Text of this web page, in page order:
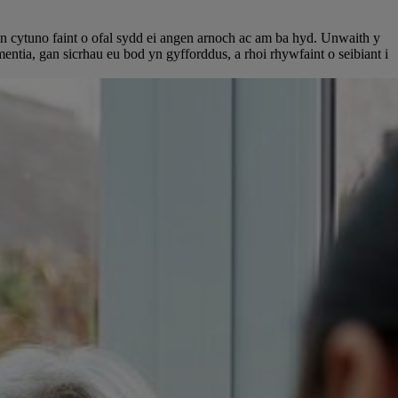
faint o ofal sydd ei angen arnoch ac am ba hyd. Unwaith y
gan sicrhau eu bod yn gyfforddus, a rhoi rhywfaint o seibiant i